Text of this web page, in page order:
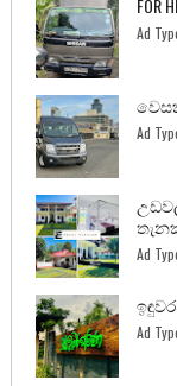
FOR
Ad
Ad
Ad
Ad